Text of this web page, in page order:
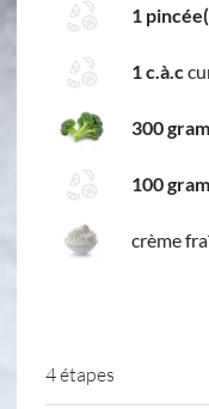
1
1 c.à.c
300
100
crème
4 étapes